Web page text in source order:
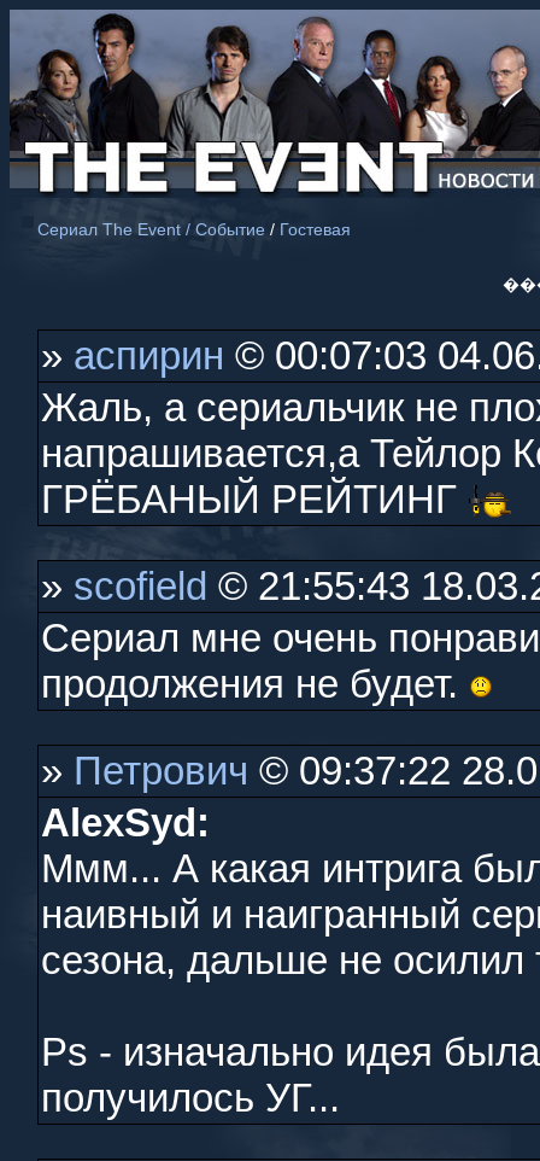
Сериал The Event / Событие / Гостевая
» аспирин © 00:07:03
Жаль, а сериальчик не
напрашивается,а Тейлор
ГРЁБАНЫЙ РЕЙТИНГ
» scofield © 21:55:43
Сериал мне очень
продолжения не будет.
» Петрович © 09:37:22
AlexSyd:
Ммм... А какая интрига
наивный и наигранный
сезона, дальше не осилил
Ps - изначально идея
получилось УГ...